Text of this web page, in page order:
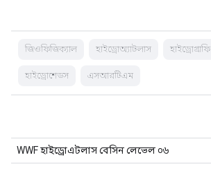
জিওফিজিক্যাল হাইড্রোঅ্যাটলাস হাইড্রোগ্রাফি
হাইড্রোশেডস এসআরটিএম
WWF হাইড্রোএটলাস বেসিন লেভেল ০৬